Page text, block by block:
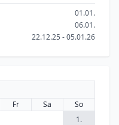
01.01.
06.01.
22.12.25 - 05.01.26
Fr Sa
So
1.